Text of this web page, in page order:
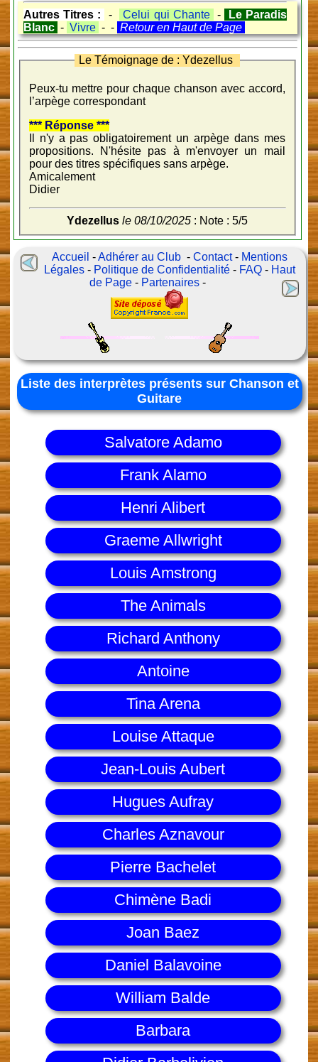
Autres Titres : - Celui qui Chante -
Le Paradis
Blanc - Vivre - - Retour en Haut de Page
Le Témoignage de : Ydezellus
Peux-tu mettre pour chaque chanson avec accord,
l’arpège correspondant
*** Réponse ***
Il n'y a pas obligatoirement un arpège dans mes
propositions. N'hésite pas à m'envoyer un mail
pour des titres spécifiques sans arpège.
Amicalement
Didier
Ydezellus le 08/10/2025 : Note : 5/5
Accueil -Adhérer au Club -Contact- Mentions
Légales - Politique de Confidentialité - FAQ - Haut
de Page - Partenaires -
Liste des interprètes présents sur Chanson et
Guitare
Salvatore Adamo
Frank Alamo
Henri Alibert
Graeme Allwright
Louis Amstrong
The Animals
Richard Anthony
Antoine
Tina Arena
Louise Attaque
Jean-Louis Aubert
Hugues Aufray
Charles Aznavour
Pierre Bachelet
Chimène Badi
Joan Baez
Daniel Balavoine
William Balde
Barbara